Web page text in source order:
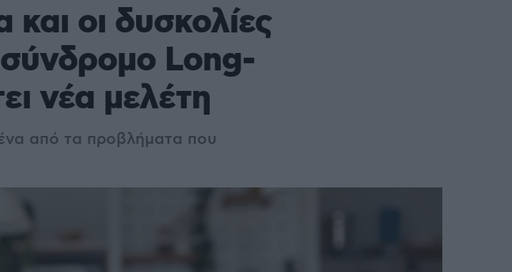
οι δυσκολίες
Long-
νέα μελέτη
από τα προβλήματα που